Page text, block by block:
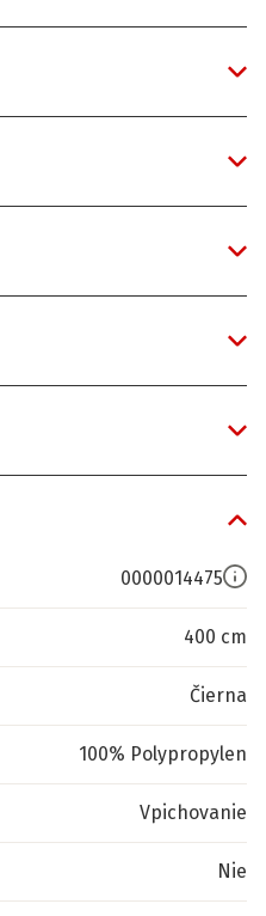
0000014475
400 cm
Čierna
100% Polypropylen
Vpichovanie
Nie